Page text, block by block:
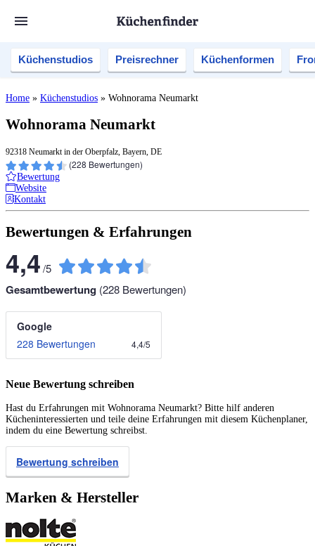
Küchenstudios Preisrechner Küchenformen
Home » Küchenstudios » Wohnorama Neumarkt
Wohnorama Neumarkt
92318 Neumarkt in der Oberpfalz, Bayern, DE
(228 Bewertungen)
Bewertung
Website
Kontakt
Bewertungen & Erfahrungen
4,4/5
Gesamtbewertung (228 Bewertungen)
Google
228 Bewertungen
4,4/5
Neue Bewertung schreiben
Hast du Erfahrungen mit Wohnorama Neumarkt? Bitte hilf anderen
Kücheninteressierten und teile deine Erfahrungen mit diesem Küchenplaner,
indem du eine Bewertung schreibst.
Bewertung schreiben
Marken & Hersteller